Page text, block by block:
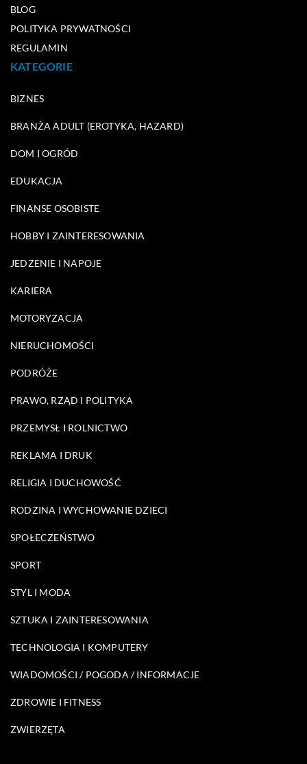
BLOG
POLITYKA PRYWATNOŚCI
REGULAMIN
KATEGORIE
BIZNES
BRANŻA ADULT (EROTYKA, HAZARD)
DOM I OGRÓD
EDUKACJA
FINANSE OSOBISTE
HOBBY I ZAINTERESOWANIA
JEDZENIE I NAPOJE
KARIERA
MOTORYZACJA
NIERUCHOMOŚCI
PODRÓŻE
PRAWO, RZĄD I POLITYKA
PRZEMYSŁ I ROLNICTWO
REKLAMA I DRUK
RELIGIA I DUCHOWOŚĆ
RODZINA I WYCHOWANIE DZIECI
SPOŁECZEŃSTWO
SPORT
STYL I MODA
SZTUKA I ZAINTERESOWANIA
TECHNOLOGIA I KOMPUTERY
WIADOMOŚCI / POGODA / INFORMACJE
ZDROWIE I FITNESS
ZWIERZĘTA